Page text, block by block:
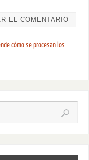
cómo se procesan los